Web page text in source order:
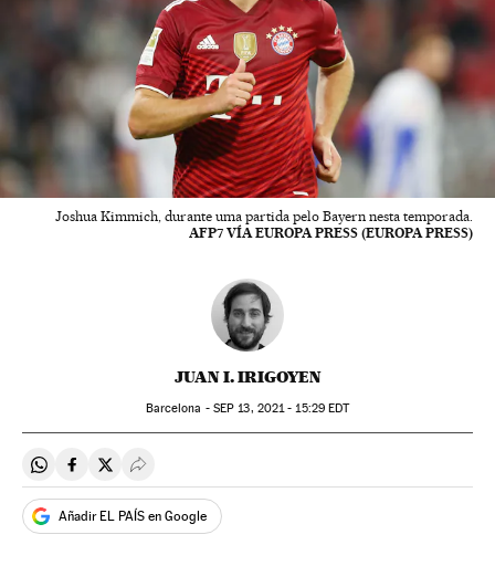
Joshua Kimmich, durante uma partida pelo Bayern nesta temporada.
AFP7 VÍA EUROPA PRESS (EUROPA PRESS)
JUAN I. IRIGOYEN
Barcelona - SEP 13, 2021 - 15:29EDT
Compartir en Whatsapp
Compartir en Facebook
Compartir en Twitter
Desplegar Redes Sociales
Añadir EL PAÍS en Google